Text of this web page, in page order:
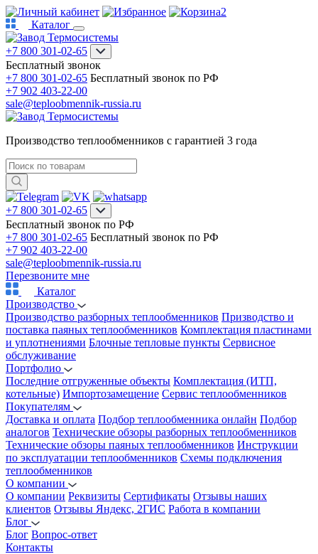
2
Каталог
+7 800 301-02-65
Бесплатный звонок
+7 800 301-02-65 Бесплатный звонок по РФ
+7 902 403-22-00
sale@teploobmennik-russia.ru
Производство теплообменников с гарантией 3 года
+7 800 301-02-65
Бесплатный звонок по РФ
+7 800 301-02-65 Бесплатный звонок по РФ
+7 902 403-22-00
sale@teploobmennik-russia.ru
Перезвоните мне
Каталог
Производство
Производство разборных теплообменников Призводство и
поставка паяных теплообменников Комплектация пластинами
и уплотнениями Блочные тепловые пункты Сервисное
обслуживание
Портфолио
Последние отгруженные объекты Комплектация (ИТП,
котельные) Импортозамещение Сервис теплообменников
Покупателям
Доставка и оплата Подбор теплообменника онлайн Подбор
аналогов Технические обзоры разборных теплообменников
Технические обзоры паяных теплообменников Инструкции
по эксплуатации теплообменников Схемы подключения
теплообменников
О компании
О компании Реквизиты Сертификаты Отзывы наших
клиентов Отзывы Яндекс, 2ГИС Работа в компании
Блог
Блог Вопрос-ответ
Контакты